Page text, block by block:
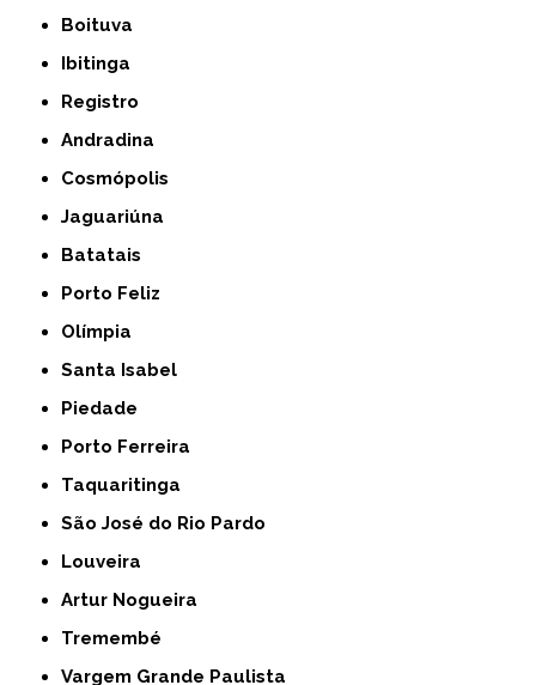
Boituva
Ibitinga
Registro
Andradina
Cosmópolis
Jaguariúna
Batatais
Porto Feliz
Olímpia
Santa Isabel
Piedade
Porto Ferreira
Taquaritinga
São José do Rio Pardo
Louveira
Artur Nogueira
Tremembé
Vargem Grande Paulista